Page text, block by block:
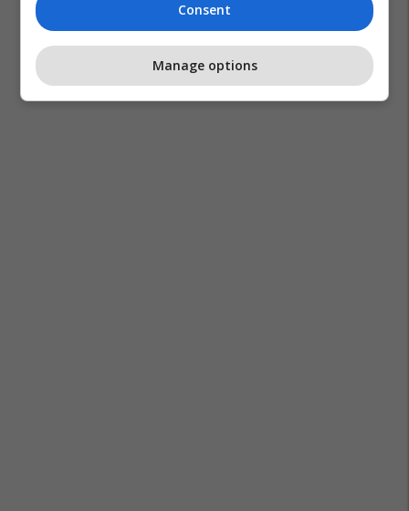
Consent
Manage options